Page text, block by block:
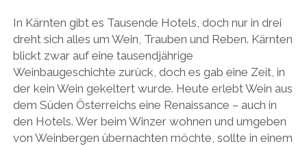
In Kärnten gibt es Tausende Hotels, doch nur in drei
dreht sich alles um Wein, Trauben und Reben. Kärnten
blickt zwar auf eine tausendjährige
Weinbaugeschichte zurück, doch es gab eine Zeit, in
der kein Wein gekeltert wurde. Heute erlebt Wein aus
dem Süden Österreichs eine Renaissance – auch in
den Hotels. Wer beim Winzer wohnen und umgeben
von Weinbergen übernachten möchte, sollte in einem